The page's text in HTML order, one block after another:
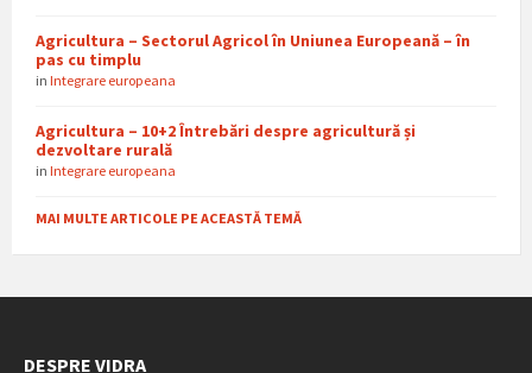
Agricultura – Sectorul Agricol în Uniunea Europeană – în
pas cu timplu
in Integrare europeana
Agricultura – 10+2 Întrebări despre agricultură și
dezvoltare rurală
in Integrare europeana
MAI MULTE ARTICOLE PE ACEASTĂ TEMĂ
DESPRE VIDRA